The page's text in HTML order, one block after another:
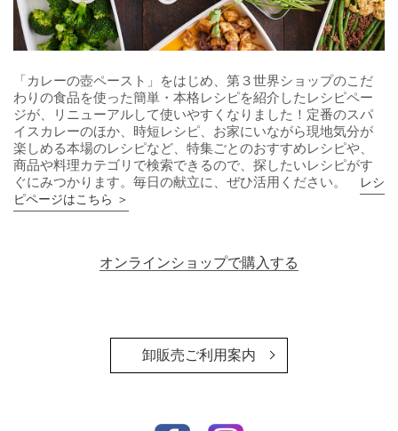
「カレーの壺ペースト」をはじめ、第３世界ショップのこだ
わりの食品を使った簡単・本格レシピを紹介したレシピペー
ジが、リニューアルして使いやすくなりました！定番のスパ
イスカレーのほか、時短レシピ、お家にいながら現地気分が
楽しめる本場のレシピなど、特集ごとのおすすめレシピや、
商品や料理カテゴリで検索できるので、探したいレシピがす
ぐにみつかります。毎日の献立に、ぜひ活用ください。
レシ
ピページはこちら ＞
オンラインショップで購入する
卸販売ご利用案内